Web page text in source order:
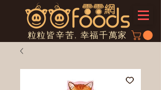
粒粒皆辛苦, 幸福千萬家